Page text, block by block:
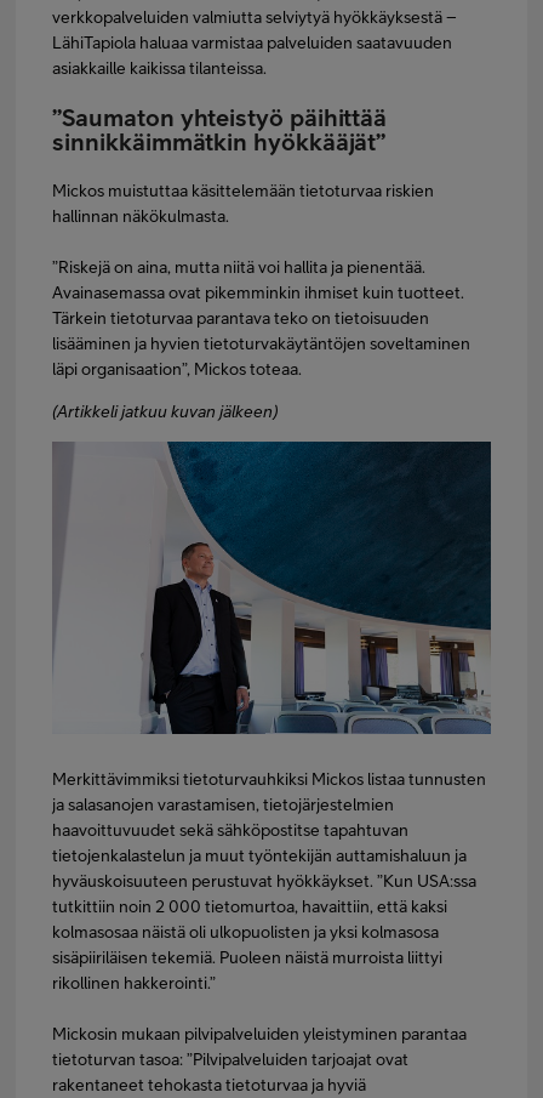
verkkopalveluiden valmiutta selviytyä hyökkäyksestä –
LähiTapiola haluaa varmistaa palveluiden saatavuuden
asiakkaille kaikissa tilanteissa.
”Saumaton yhteistyö päihittää
sinnikkäimmätkin hyökkääjät”
Mickos muistuttaa käsittelemään tietoturvaa riskien
hallinnan näkökulmasta.
”Riskejä on aina, mutta niitä voi hallita ja pienentää.
Avainasemassa ovat pikemminkin ihmiset kuin tuotteet.
Tärkein tietoturvaa parantava teko on tietoisuuden
lisääminen ja hyvien tietoturvakäytäntöjen soveltaminen
läpi organisaation”, Mickos toteaa.
(Artikkeli jatkuu kuvan jälkeen)
Merkittävimmiksi tietoturvauhkiksi Mickos listaa tunnusten
ja salasanojen varastamisen, tietojärjestelmien
haavoittuvuudet sekä sähköpostitse tapahtuvan
tietojenkalastelun ja muut työntekijän auttamishaluun ja
hyväuskoisuuteen perustuvat hyökkäykset. ”Kun USA:ssa
tutkittiin noin 2 000 tietomurtoa, havaittiin, että kaksi
kolmasosaa näistä oli ulkopuolisten ja yksi kolmasosa
sisäpiiriläisen tekemiä. Puoleen näistä murroista liittyi
rikollinen hakkerointi.”
Mickosin mukaan pilvipalveluiden yleistyminen parantaa
tietoturvan tasoa: ”Pilvipalveluiden tarjoajat ovat
rakentaneet tehokasta tietoturvaa ja hyviä